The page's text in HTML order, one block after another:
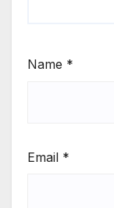
Name *
Email *